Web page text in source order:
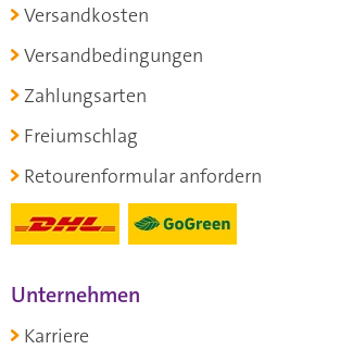
Versandkosten
Versandbedingungen
Zahlungsarten
Freiumschlag
Retourenformular anfordern
Unternehmen
Karriere